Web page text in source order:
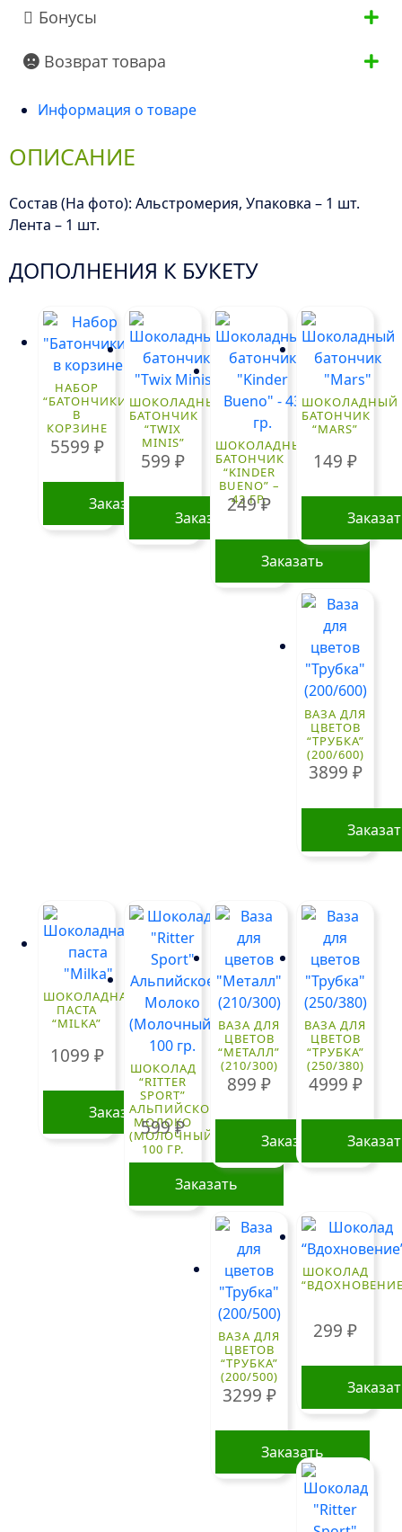
Бонусы
Возврат товара
Информация о товаре
ОПИСАНИЕ
Состав (На фото): Альстромерия, Упаковка – 1 шт.
Лента – 1 шт.
ДОПОЛНЕНИЯ К БУКЕТУ
НАБОР
“БАТОНЧИКИ”
В
КОРЗИНЕ
5599 ₽
Заказать
ШОКОЛАДНЫЙ
БАТОНЧИК
“TWIX
MINIS”
599₽
Заказать
ШОКОЛАДНЫЙ
БАТОНЧИК
“KINDER
BUENO” –
43 ГР.
249₽
Заказать
ШОКОЛАДНЫЙ
БАТОНЧИК
“MARS”
149₽
ВАЗА ДЛЯ
ЦВЕТОВ
“ТРУБКА”
(200/600)
3899 ₽
ШОКОЛАДНАЯ
ПАСТА
“MILKA”
1099 ₽
Заказать
ШОКОЛАД
“RITTER
SPORT”
АЛЬПИЙСКОЕ
МОЛОКО
(МОЛОЧНЫЙ)
100 ГР.
599₽
Заказать
ВАЗА ДЛЯ
ЦВЕТОВ
“МЕТАЛЛ”
(210/300)
899₽
Заказать
ВАЗА ДЛЯ
ЦВЕТОВ
“ТРУБКА”
(250/380)
4999 ₽
ВАЗА ДЛЯ
ЦВЕТОВ
“ТРУБКА”
(200/500)
3299 ₽
Заказать
ШОКОЛАД
299₽